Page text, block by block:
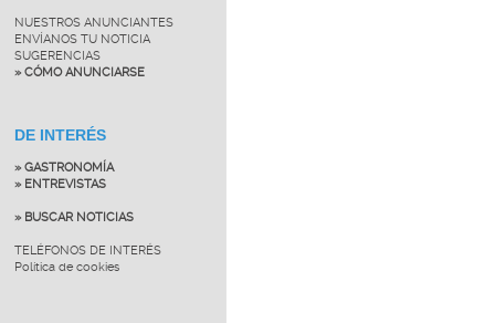
NUESTROS ANUNCIANTES
ENVÍANOS TU NOTICIA
SUGERENCIAS
» CÓMO ANUNCIARSE
DE INTERÉS
» GASTRONOMÍA
» ENTREVISTAS
» BUSCAR NOTICIAS
TELÉFONOS DE INTERÉS
Política de cookies